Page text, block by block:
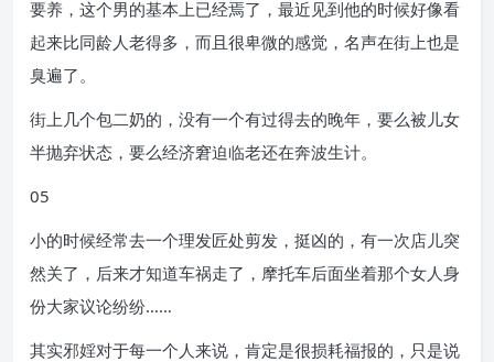
要养，这个男的基本上已经焉了，最近见到他的时候好像看
起来比同龄人老得多，而且很卑微的感觉，名声在街上也是
臭遍了。
街上几个包二奶的，没有一个有过得去的晚年，要么被儿女
半抛弃状态，要么经济窘迫临老还在奔波生计。
05
小的时候经常去一个理发匠处剪发，挺凶的，有一次店儿突
然关了，后来才知道车祸走了，摩托车后面坐着那个女人身
份大家议论纷纷……
其实邪婬对于每一个人来说，肯定是很损耗福报的，只是说